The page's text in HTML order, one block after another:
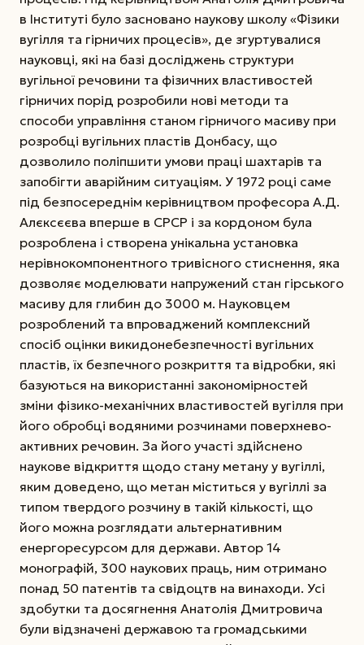
в Інституті було засновано наукову школу «Фізики
вугілля та гірничих процесів», де згуртувалися
науковці, які на базі досліджень структури
вугільної речовини та фізичних властивостей
гірничих порід розробили нові методи та
способи управління станом гірничого масиву при
розробці вугільних пластів Донбасу, що
дозволило поліпшити умови праці шахтарів та
запобігти аварійним ситуаціям. У 1972 році саме
під безпосереднім керів­ництвом професора А.Д.
Алєксєєва вперше в СРСР і за кордоном була
розроблена і створена унікальна установка
нерівнокомпонентного тривісного стиснення, яка
дозволяє моделювати напружений стан гірського
масиву для глибин до 3000 м. Науковцем
розроблений та впроваджений комплексний
спосіб оцінки викидонебезпеч­ності вугільних
пластів, їх безпечного розкриття та відробки, які
базуються на використанні закономірностей
зміни фізико-механічних властивостей вугілля при
його обробці водяними розчинами поверхнево-
активних речовин. За його участі здійснено
наукове відкриття щодо стану метану у вугіллі,
яким доведено, що метан міститься у вугіллі за
типом твердого розчину в такій кількості, що
його можна розглядати альтернативним
енергоресурсом для держави. Автор 14
монографій, 300 наукових праць, ним отримано
понад 50 патентів та свідоцтв на винаходи. Усі
здобутки та досягнення Анатолія Дмитровича
були відзначені державою та громадськими